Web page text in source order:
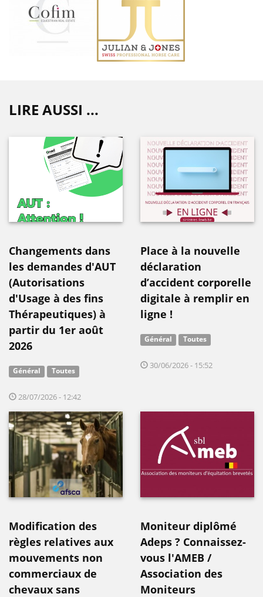
LIRE AUSSI ...
Changements dans
les demandes d'AUT
(Autorisations
d'Usage à des fins
Thérapeutiques) à
partir du 1er août
2026
Général Toutes
28/07/2026 - 12:42
Place à la nouvelle
déclaration
d’accident corporelle
digitale à remplir en
ligne !
Général Toutes
30/06/2026 - 15:52
Modification des
règles relatives aux
mouvements non
commerciaux de
chevaux sans
Moniteur diplômé
Adeps ? Connaissez-
vous l'AMEB /
Association des
Moniteurs